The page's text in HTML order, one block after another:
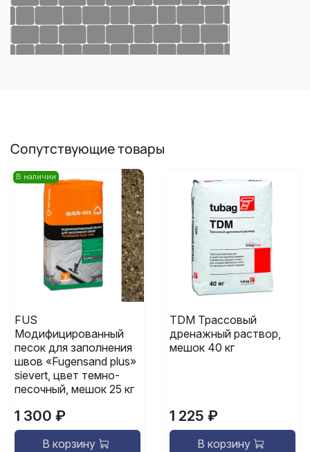
Сопутствующие товары
В наличии
FUS
Модифицированный
песок для заполнения
швов «Fugensand plus»
sievert, цвет темно-
песочный, мешок 25 кг
1 300 ₽
В корзину
TDM Трассовый
дренажный раствор,
мешок 40 кг
1 225 ₽
В корзину